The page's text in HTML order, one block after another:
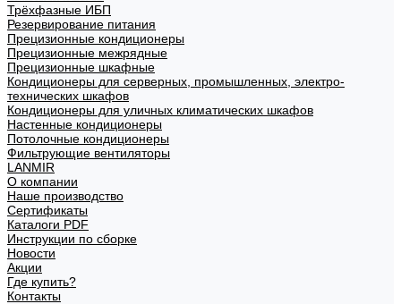
Трёхфазные ИБП
Резервирование питания
Прецизионные кондиционеры
Прецизионные межрядные
Прецизионные шкафные
Кондиционеры для серверных, промышленных, электро-
технических шкафов
Кондиционеры для уличных климатических шкафов
Настенные кондиционеры
Потолочные кондиционеры
Фильтрующие вентиляторы
LANMIR
О компании
Наше производство
Сертификаты
Каталоги PDF
Инструкции по сборке
Новости
Акции
Где купить?
Контакты